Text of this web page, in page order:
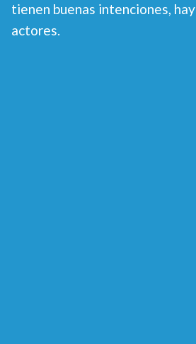
tienen buenas intenciones,
actores.